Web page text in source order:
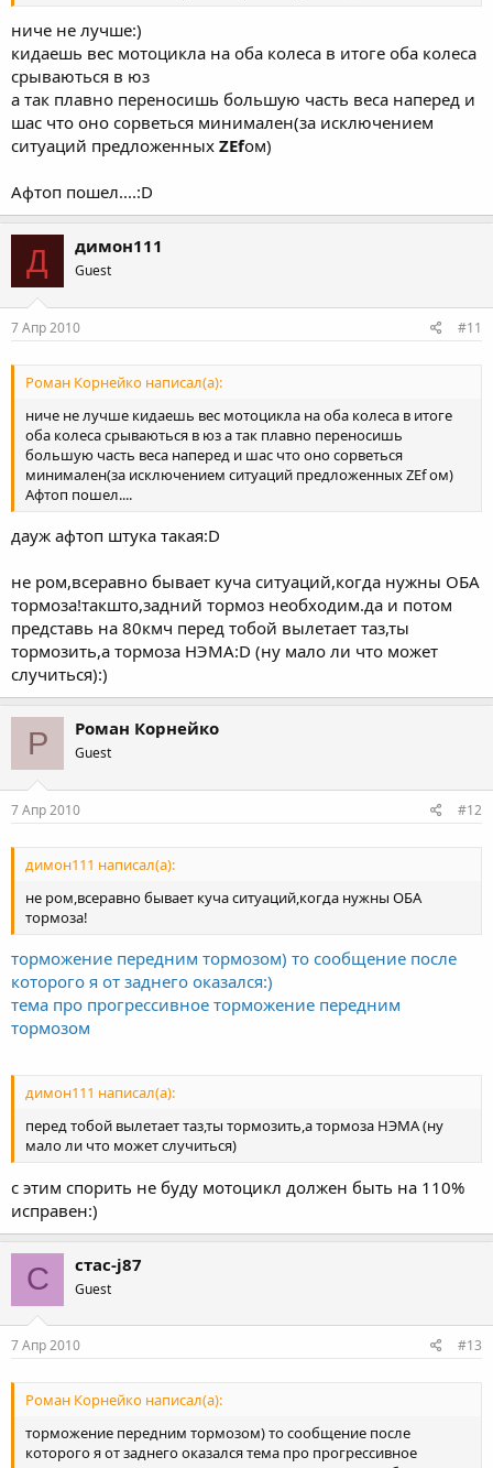
ниче не лучше:)
кидаешь вес мотоцикла на оба колеса в итоге оба колеса
срываються в юз
а так плавно переносишь большую часть веса наперед и
шас что оно сорветься минимален(за исключением
ситуаций предложенных ZEfом)
Афтоп пошел....:D
Д димон111
Guest
7 Апр 2010 #11
Роман Корнейко написал(а):
ниче не лучше кидаешь вес мотоцикла на оба колеса в итоге
оба колеса срываються в юз а так плавно переносишь
большую часть веса наперед и шас что оно сорветься
минимален(за исключением ситуаций предложенных ZEf ом)
Афтоп пошел....
дауж афтоп штука такая:D
не ром,всеравно бывает куча ситуаций,когда нужны ОБА
тормоза!такшто,задний тормоз необходим.да и потом
представь на 80кмч перед тобой вылетает таз,ты
тормозить,а тормоза НЭМА:D (ну мало ли что может
случиться):)
Р Роман Корнейко
Guest
7 Апр 2010 #12
димон111 написал(а):
не ром,всеравно бывает куча ситуаций,когда нужны ОБА
тормоза!
торможение передним тормозом) то сообщение после
которого я от заднего оказался:)
тема про прогрессивное торможение передним
тормозом
димон111 написал(а):
перед тобой вылетает таз,ты тормозить,а тормоза НЭМА (ну
мало ли что может случиться)
с этим спорить не буду мотоцикл должен быть на 110%
исправен:)
С стас-j87
Guest
7 Апр 2010 #13
Роман Корнейко написал(а):
торможение передним тормозом) то сообщение после
которого я от заднего оказался тема про прогрессивное